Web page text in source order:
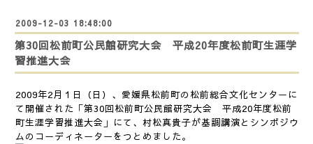
2009-12-03 18:48:00
第30回松前町公民館研究大会 平成20年度松前町生涯学
習推進大会
2009年2月１日（日）、愛媛県松前町の松前総合文化センターに
て開催された「第30回松前町公民館研究大会 平成20年度松前
町生涯学習推進大会」にて、村松真貴子が基調講演とシンポジウ
ムのコーディネーターをつとめました。